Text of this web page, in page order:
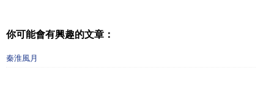
你可能會有興趣的文章：
秦淮風月